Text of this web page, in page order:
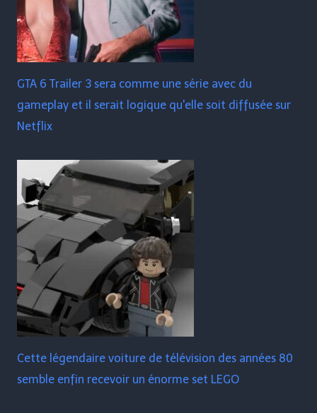
GTA 6 Trailer 3 sera comme une série avec du
gameplay et il serait logique qu'elle soit diffusée sur
Netflix
Cette légendaire voiture de télévision des années 80
semble enfin recevoir un énorme set LEGO